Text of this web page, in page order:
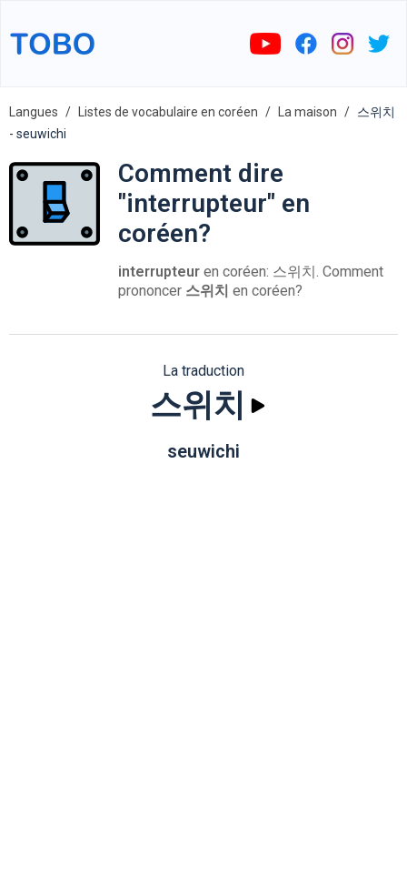
Langues Listes de vocabulaire en coréen La maison
스위치
- seuwichi
Comment dire
"interrupteur" en
coréen?
interrupteur en coréen: 스위치. Comment
prononcer 스위치 en coréen?
La traduction
스위치
seuwichi